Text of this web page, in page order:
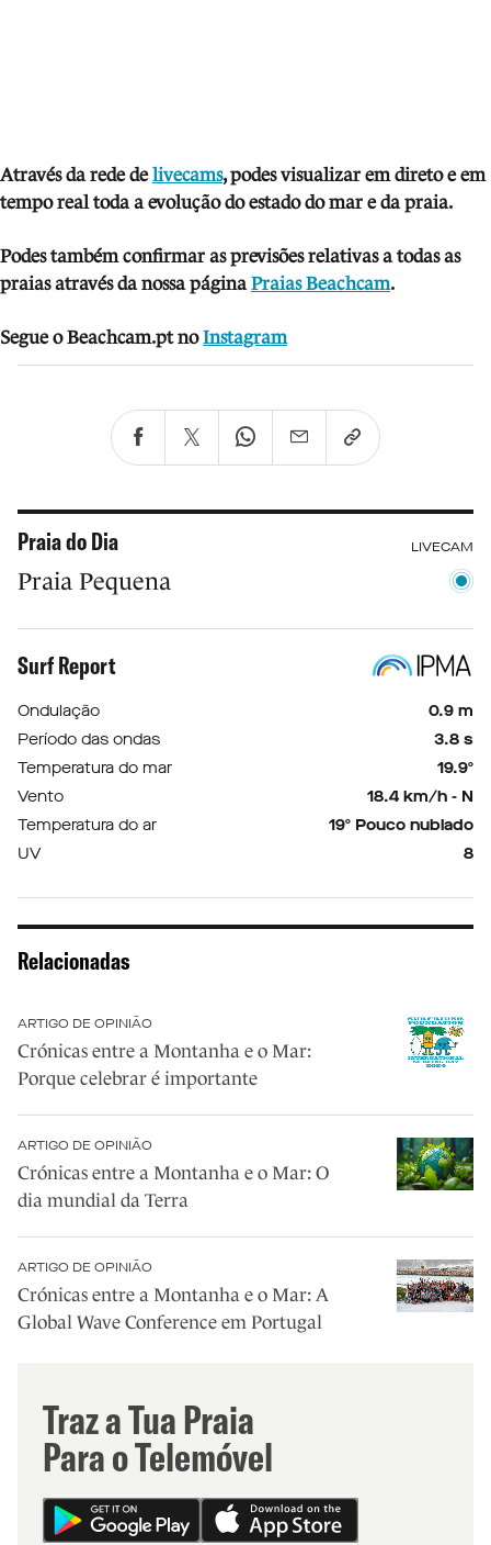
Através da rede delivecams, podes visualizar em direto e em
tempo real toda a evolução do estado do mar e da praia.
Podes também confirmar as previsões relativas a todas as
praias através da nossa páginaPraias Beachcam.
Segue o Beachcam.pt no Instagram
Praia do Dia LIVECAM
Praia Pequena
Surf Report
Ondulação
0.9 m
Período das ondas
3.8 s
Temperatura do mar
19.9º
Vento
18.4 km/h - N
Temperatura do ar
19º Pouco nublado
UV
8
Relacionadas
ARTIGO DE OPINIÃO
Crónicas entre a Montanha e o Mar:
Porque celebrar é importante
ARTIGO DE OPINIÃO
Crónicas entre a Montanha e o Mar: O
dia mundial da Terra
ARTIGO DE OPINIÃO
Crónicas entre a Montanha e o Mar: A
Global Wave Conference em Portugal
Traz a Tua Praia
Para o Telemóvel